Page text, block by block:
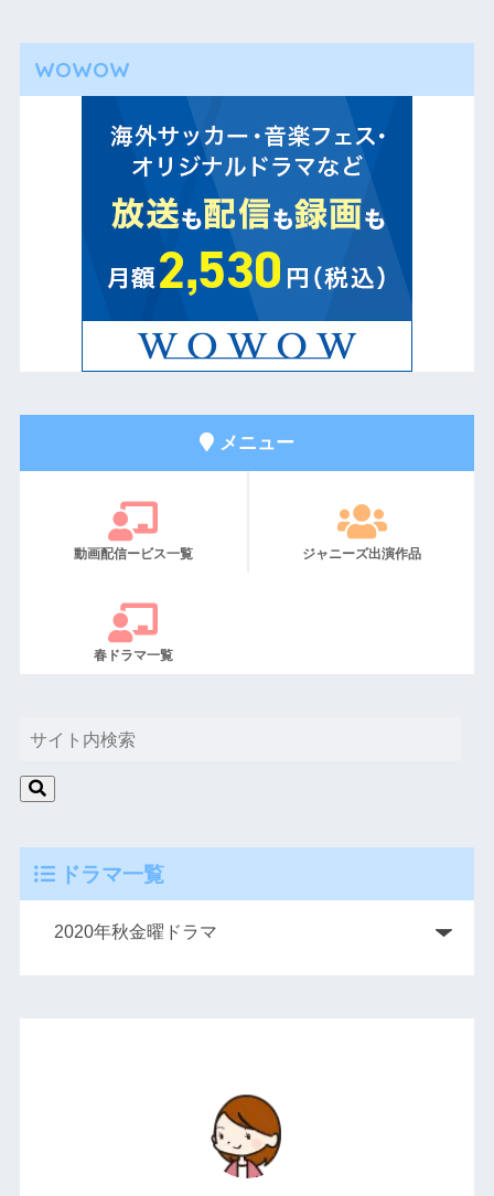
WOWOW
メニュー
動画配信ービス一覧 ジャニーズ出演作品
春ドラマ一覧
ドラマ一覧